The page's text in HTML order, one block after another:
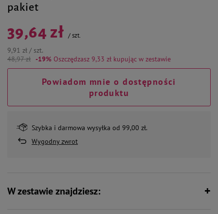
pakiet
39,64 zł /szt.
9,91 zł / szt.
48,97 zł -19% Oszczędzasz 9,33 zł kupując w zestawie
Powiadom mnie o dostępności
produktu
Szybka i darmowa wysyłka od 99,00 zł.
Wygodny zwrot
W zestawie znajdziesz: